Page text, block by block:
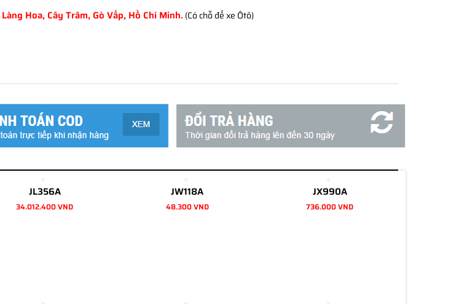
Hoa, Cây Trâm, Gò Vấp, Hồ Chí Minh.(Có chỗ để xe Ôtô)
JL356A
34.012.400 VND
JW118A
48.300 VND
JX990A
736.000 VND